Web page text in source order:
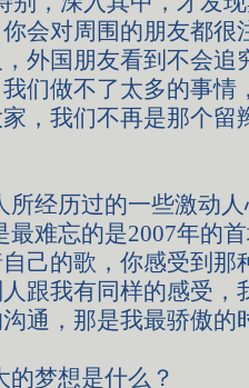
会对周围的朋友都很
外国朋友看到不会追
们做不了太多的事情
，我们不再是那个留
所经历过的一些激动
最难忘的是2007年的
己的歌，你感受到那
跟我有同样的感受，
通，那是我最骄傲的
的梦想是什么？